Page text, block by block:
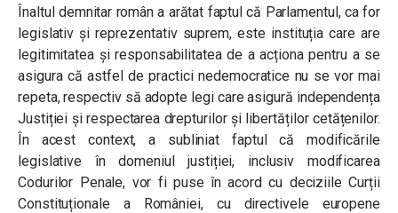
Înaltul demnitar român a arătat faptul că Parlamentul, ca for
legislativ și reprezentativ suprem, este instituția care are
legitimitatea și responsabilitatea de a acționa pentru a se
asigura că astfel de practici nedemocratice nu se vor mai
repeta, respectiv să adopte legi care asigură independența
Justiției și respectarea drepturilor și libertăților cetățenilor.
În acest context, a subliniat faptul că modificările
legislative în domeniul justiției, inclusiv modificarea
Codurilor Penale, vor fi puse în acord cu deciziile Curții
Constituționale a României, cu directivele europene